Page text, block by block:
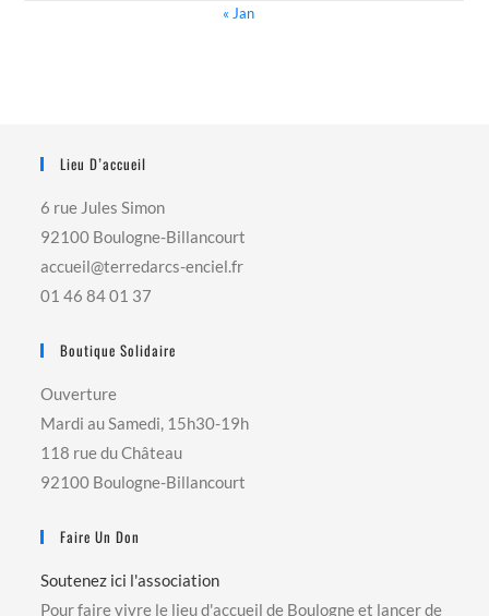
« Jan
Lieu D’accueil
6 rue Jules Simon
92100 Boulogne-Billancourt
accueil@terredarcs-enciel.fr
01 46 84 01 37
Boutique Solidaire
Ouverture
Mardi au Samedi, 15h30-19h
118 rue du Château
92100 Boulogne-Billancourt
Faire Un Don
Soutenez ici l'association
Pour faire vivre le lieu d'accueil de Boulogne et lancer de